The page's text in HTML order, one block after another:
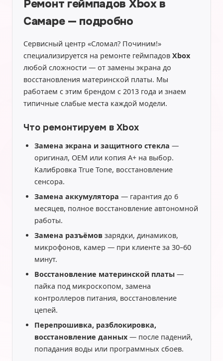
Ремонт геймпадов Xbox в
Самаре — подробно
Сервисный центр «Сломал? Починим!»
специализируется на ремонте геймпадов Xbox
любой сложности — от замены экрана до
восстановления материнской платы. Мы
работаем с этим брендом с 2013 года и знаем
типичные слабые места каждой модели.
Что ремонтируем в Xbox
Замена экрана и защитного стекла —
оригинал, OEM или копия A+ на выбор.
Калибровка True Tone, восстановление
сенсора.
Замена аккумулятора — гарантия до 6
месяцев, полное восстановление автономной
работы.
Замена разъёмов зарядки, динамиков,
микрофонов, камер — при клиенте за 30–60
минут.
Восстановление материнской платы —
пайка под микроскопом, замена
контроллеров питания, восстановление
цепей.
Перепрошивка, разблокировка,
восстановление данных — после падений,
попадания воды или программных сбоев.